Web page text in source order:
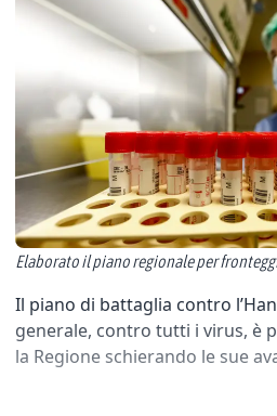
Elaborato il piano regionale per
Il piano di battaglia contro
generale, contro tutti i virus, è
la Regione schierando le sue